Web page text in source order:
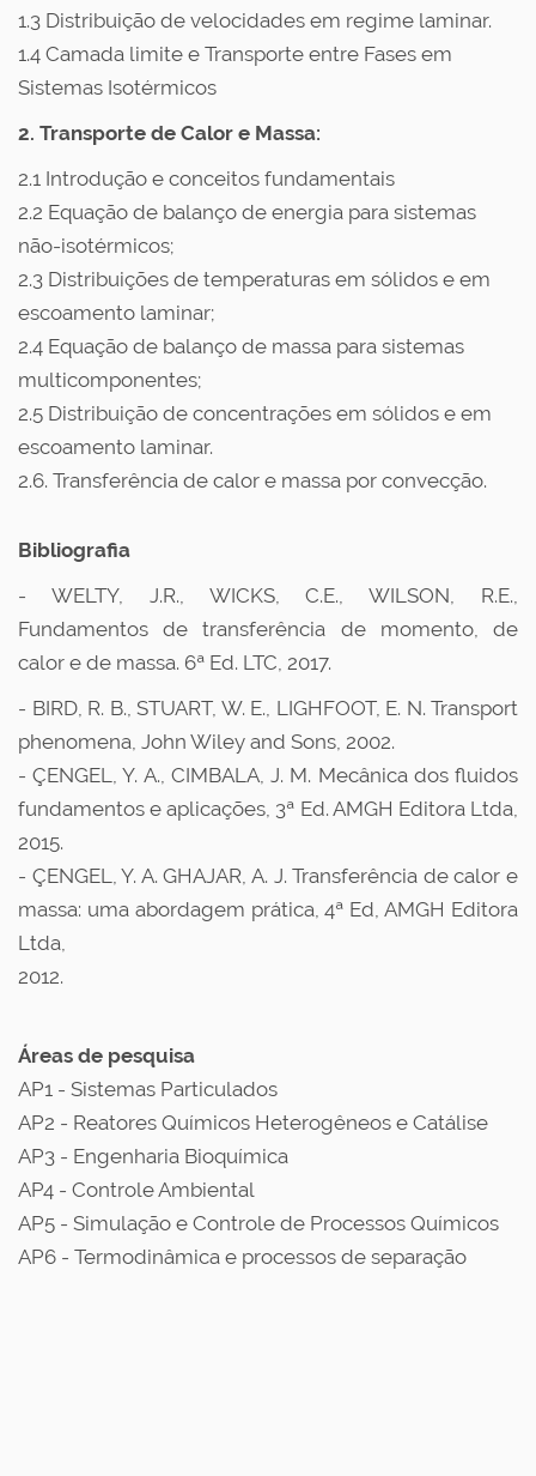
1.3 Distribuição de velocidades em regime laminar.
1.4 Camada limite e Transporte entre Fases em
Sistemas Isotérmicos
2. Transporte de Calor e Massa:
2.1 Introdução e conceitos fundamentais
2.2 Equação de balanço de energia para sistemas
não-isotérmicos;
2.3 Distribuições de temperaturas em sólidos e em
escoamento laminar;
2.4 Equação de balanço de massa para sistemas
multicomponentes;
2.5 Distribuição de concentrações em sólidos e em
escoamento laminar.
2.6. Transferência de calor e massa por convecção.
Bibliografia
- WELTY, J.R., WICKS, C.E., WILSON, R.E.,
Fundamentos de transferência de momento, de
calor e de massa. 6ª Ed. LTC, 2017.
- BIRD, R. B., STUART, W. E., LIGHFOOT, E. N. Transport
phenomena, John Wiley and Sons, 2002.
- ÇENGEL, Y. A., CIMBALA, J. M. Mecânica dos fluidos
fundamentos e aplicações, 3ª Ed. AMGH Editora Ltda,
2015.
- ÇENGEL, Y. A. GHAJAR, A. J. Transferência de calor e
massa: uma abordagem prática, 4ª Ed, AMGH Editora
Ltda,
2012.
Áreas de pesquisa
AP1 - Sistemas Particulados
AP2 - Reatores Químicos Heterogêneos e Catálise
AP3 - Engenharia Bioquímica
AP4 - Controle Ambiental
AP5 - Simulação e Controle de Processos Químicos
AP6 - Termodinâmica e processos de separação